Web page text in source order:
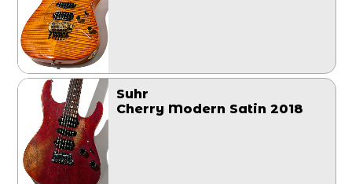
Suhr
Cherry Modern Satin 2018